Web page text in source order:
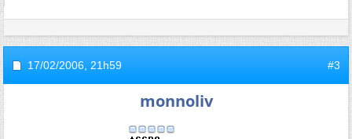
17/02/2006, 21h59 #3
monnoliv